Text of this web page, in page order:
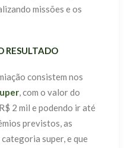
missões e os
RESULTADO
consistem nos
, com o valor do
2 mil e podendo ir até
previstos, as
super, e que